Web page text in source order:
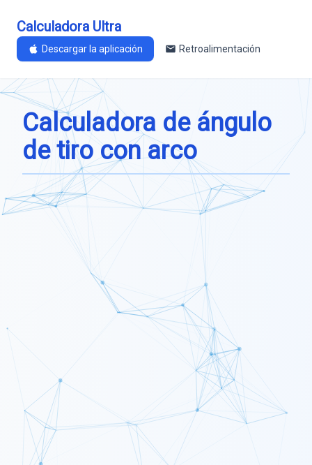
Calculadora Ultra
Descargar la aplicación Retroalimentación
Calculadora de ángulo
de tiro con arco